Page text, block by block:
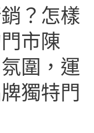
？怎樣
市陳
圍，運
獨特門